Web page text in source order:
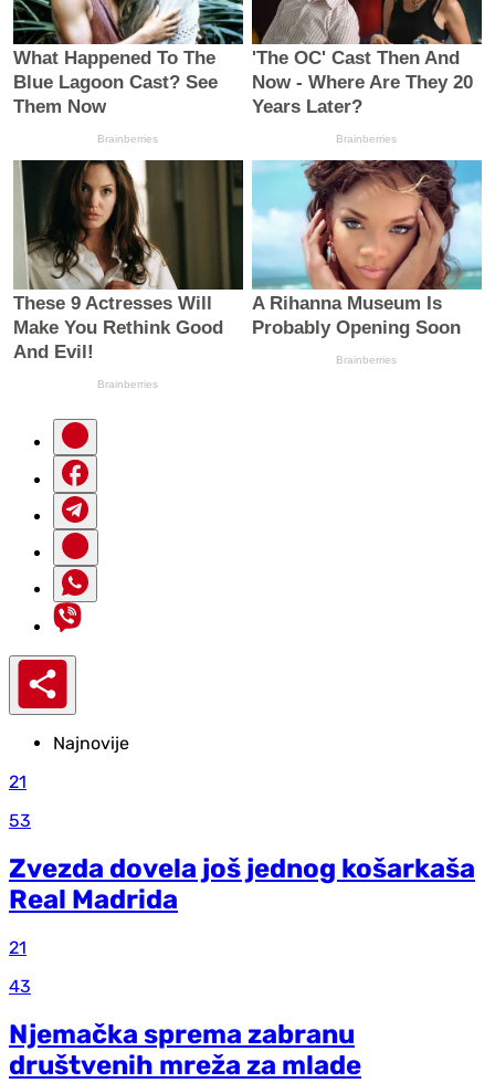
Najnovije
21
53
Zvezda dovela još jednog košarkaša
Real Madrida
21
43
Njemačka sprema zabranu
društvenih mreža za mlade